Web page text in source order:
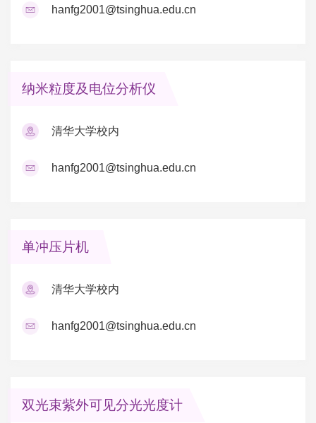
hanfg2001@tsinghua.edu.cn
纳米粒度及电位分析仪
清华大学校内
hanfg2001@tsinghua.edu.cn
单冲压片机
清华大学校内
hanfg2001@tsinghua.edu.cn
双光束紫外可见分光光度计